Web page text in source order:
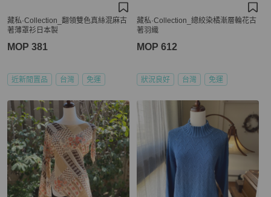
藏私·Collection_翻領雙色真絲混麻古
著薄罩衫日本製
MOP 381
近新閒置品 台灣 免運
藏私·Collection_總絞染橘漸層輪花古
著羽織
MOP 612
狀況良好 台灣 免運